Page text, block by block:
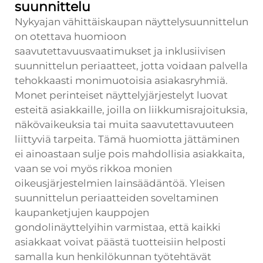
suunnittelu
Nykyajan vähittäiskaupan näyttelysuunnittelun
on otettava huomioon
saavutettavuusvaatimukset ja inklusiivisen
suunnittelun periaatteet, jotta voidaan palvella
tehokkaasti monimuotoisia asiakasryhmiä.
Monet perinteiset näyttelyjärjestelyt luovat
esteitä asiakkaille, joilla on liikkumisrajoituksia,
näkövaikeuksia tai muita saavutettavuuteen
liittyviä tarpeita. Tämä huomiotta jättäminen
ei ainoastaan sulje pois mahdollisia asiakkaita,
vaan se voi myös rikkoa monien
oikeusjärjestelmien lainsäädäntöä. Yleisen
suunnittelun periaatteiden soveltaminen
kaupanketjujen kauppojen
gondolinäyttelyihin varmistaa, että kaikki
asiakkaat voivat päästä tuotteisiin helposti
samalla kun henkilökunnan työtehtävät